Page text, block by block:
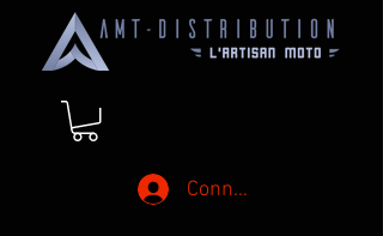
Connexion